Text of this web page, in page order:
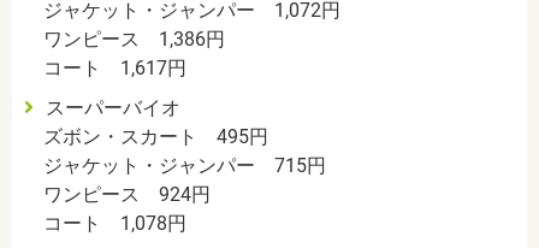
ジャケット・ジャンパー 1,072円
ワンピース 1,386円
コート 1,617円
スーパーバイオ
ズボン・スカート 495円
ジャケット・ジャンパー 715円
ワンピース 924円
コート 1,078円